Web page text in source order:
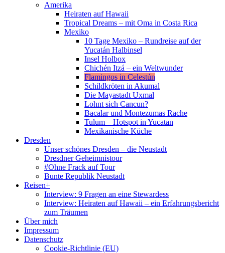
Amerika
Heiraten auf Hawaii
Tropical Dreams – mit Oma in Costa Rica
Mexiko
10 Tage Mexiko – Rundreise auf der
Yucatán Halbinsel
Insel Holbox
Chichén Itzá – ein Weltwunder
Flamingos in Celestún
Schildkröten in Akumal
Die Mayastadt Uxmal
Lohnt sich Cancun?
Bacalar und Montezumas Rache
Tulum – Hotspot in Yucatan
Mexikanische Küche
Dresden
Unser schönes Dresden – die Neustadt
Dresdner Geheimnistour
#Ohne Frack auf Tour
Bunte Republik Neustadt
Reisen+
Interview: 9 Fragen an eine Stewardess
Interview: Heiraten auf Hawaii – ein Erfahrungsbericht
zum Träumen
Über mich
Impressum
Datenschutz
Cookie-Richtlinie (EU)